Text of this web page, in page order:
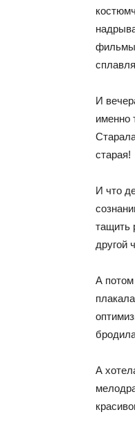
И
именно
старая!
И что
тащить
другой
А
А